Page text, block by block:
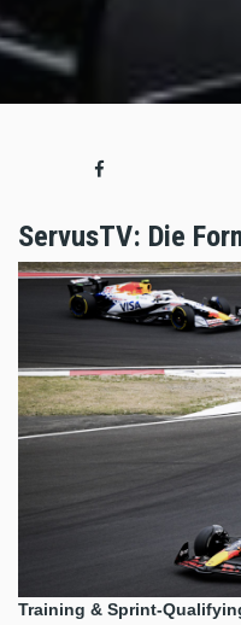
ServusTV: Die
Training & Sprint-